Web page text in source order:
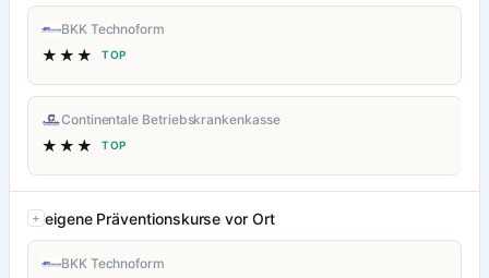
BKK Technoform
★★★ TOP
Continentale Betriebskrankenkasse
★★★ TOP
eigene Präventionskurse vor Ort
BKK Technoform